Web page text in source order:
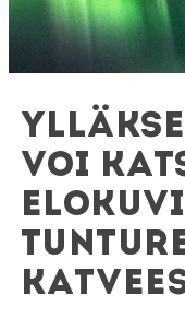
voi